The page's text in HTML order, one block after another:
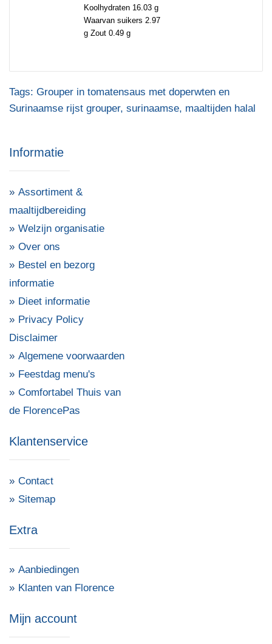
Koolhydraten 16.03 g
Waarvan suikers 2.97
g Zout 0.49 g
Tags: Grouper in tomatensaus met doperwten en
Surinaamse rijst grouper, surinaamse, maaltijden halal
Informatie
Assortiment &
maaltijdbereiding
Welzijn organisatie
Over ons
Bestel en bezorg
informatie
Dieet informatie
Privacy Policy
Disclaimer
Algemene voorwaarden
Feestdag menu's
Comfortabel Thuis van
de FlorencePas
Klantenservice
Contact
Sitemap
Extra
Aanbiedingen
Klanten van Florence
Mijn account